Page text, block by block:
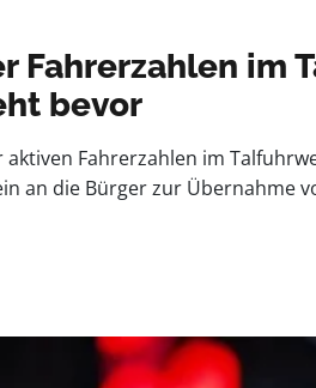
Fahrerzahlen im
bevor
aktiven Fahrerzahlen im
an die Bürger zur Übernahme